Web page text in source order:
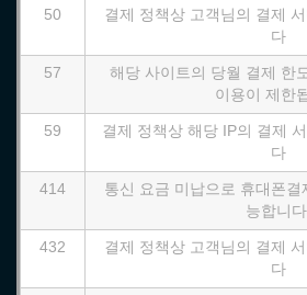
50
결제 정책상 고객님의 결제
다
57
해당 사이트의 당월 결제 한
이용이 제한
59
결제 정책상 해당 IP의 결제
다
414
통신 요금 미납으로 휴대폰
능합니다.
432
결제 정책상 고객님의 결제
다